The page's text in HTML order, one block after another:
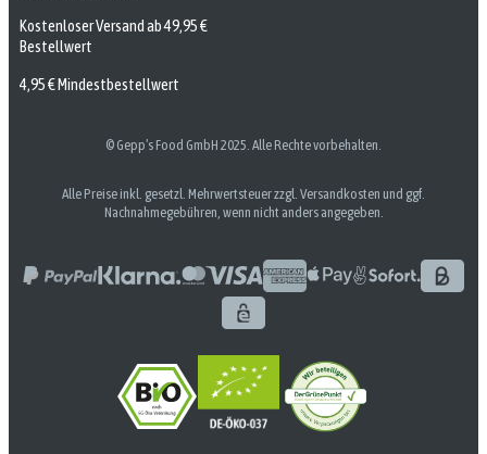
Kostenloser Versand ab 49,95 €
Bestellwert
4,95 € Mindestbestellwert
© Gepp’s Food GmbH 2025. Alle Rechte vorbehalten.
Alle Preise inkl. gesetzl. Mehrwertsteuer zzgl. Versandkosten und ggf.
Nachnahmegebühren, wenn nicht anders angegeben.